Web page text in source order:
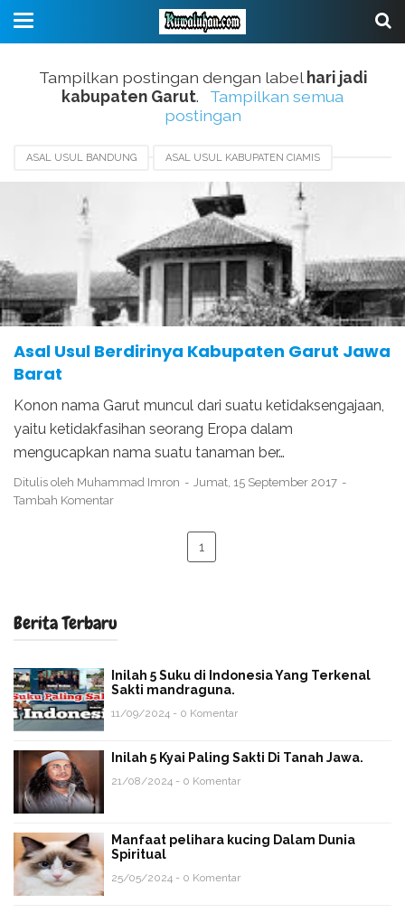
Tampilkan postingan dengan label hari jadi
kabupaten Garut.
Tampilkan semua
postingan
ASAL USUL BANDUNG ASAL USUL KABUPATEN CIAMIS
ASAL USUL KABUPATEN CIANJUR
ASAL USUL KABUPATEN CIREBON ASAL USUL KABUPATEN GARUT
HARI JADI KABUPATEN GARUT SEJARAH GARUT
TERBENTUKNYA KABUPATEN GARUT
Asal Usul Berdirinya Kabupaten Garut Jawa
Barat
Konon nama Garut muncul dari suatu ketidaksengajaan,
yaitu ketidakfasihan seorang Eropa dalam
mengucapkan nama suatu tanaman ber…
Ditulis oleh Muhammad Imron
Jumat, 15 September 2017
Tambah Komentar
1
Berita Terbaru
Inilah 5 Suku di Indonesia Yang Terkenal
Sakti mandraguna.
11/09/2024 - 0 Komentar
Inilah 5 Kyai Paling Sakti Di Tanah Jawa.
21/08/2024 - 0 Komentar
Manfaat pelihara kucing Dalam Dunia
Spiritual
25/05/2024 - 0 Komentar